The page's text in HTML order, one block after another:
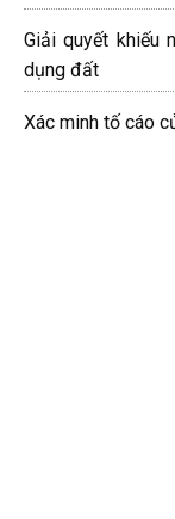
Giải quyết khiếu
dụng đất
Xác minh tố cáo